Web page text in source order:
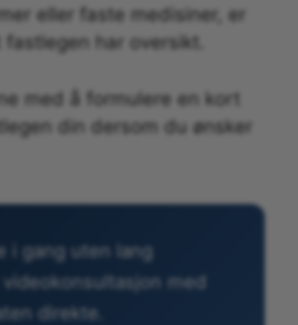
eller faste medisiner, er
har oversikt.
med å formulere en kort
din dersom du ønsker
i gang uten lang
med
direkte.